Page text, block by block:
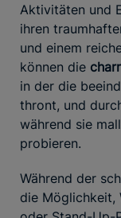
Aktivitäten und
ihren
und einem
können die
in der die
thront, und
während sie
probieren.
Während der
die Möglichkeit,